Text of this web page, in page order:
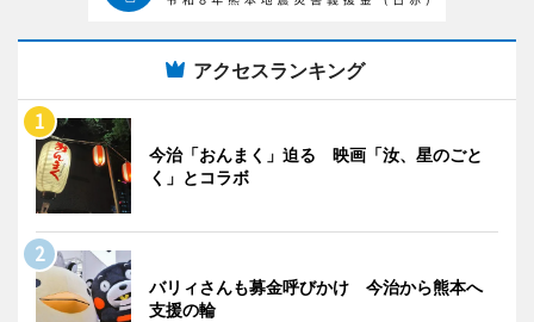
アクセスランキング
今治「おんまく」迫る 映画「汝、星のごと
く」とコラボ
バリィさんも募金呼びかけ 今治から熊本へ
支援の輪